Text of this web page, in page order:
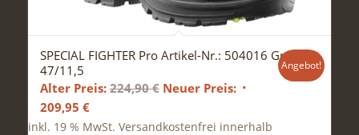
SPECIAL FIGHTER Pro Artikel-Nr.: 504016 Gr.
47/11,5
Alter Preis: 224,90€ Ursprünglicher
war:
Neuer Preis:
209,95 €Aktueller
Preis
Angebot!
inkl. 19 % MwSt. Versandkostenfrei innerhalb